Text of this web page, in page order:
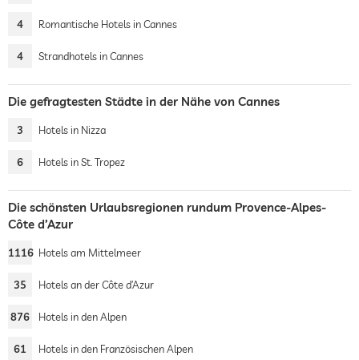
4 Romantische Hotels in Cannes
4 Strandhotels in Cannes
Die gefragtesten Städte in der Nähe von Cannes
3 Hotels in Nizza
6 Hotels in St. Tropez
Die schönsten Urlaubsregionen rundum Provence-Alpes-
Côte d’Azur
1116 Hotels am Mittelmeer
35 Hotels an der Côte d’Azur
876 Hotels in den Alpen
61 Hotels in den Französischen Alpen